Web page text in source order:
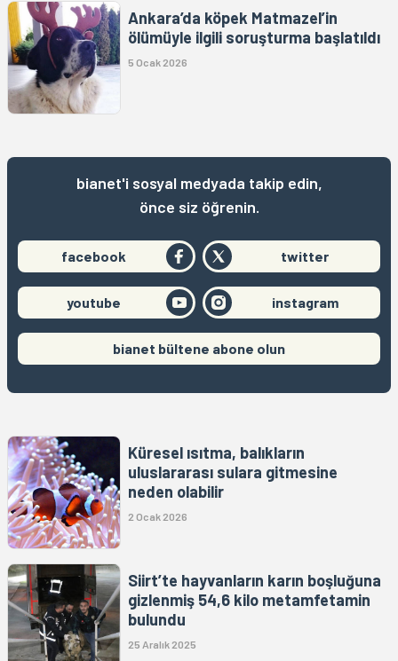
Ankara’da köpek Matmazel’in
ölümüyle ilgili soruşturma başlatıldı
5 Ocak 2026
bianet'i sosyal medyada takip edin,
önce siz öğrenin.
facebook twitter
youtube instagram
bianet bültene abone olun
Küresel ısıtma, balıkların
uluslararası sulara gitmesine
neden olabilir
2 Ocak 2026
Siirt’te hayvanların karın boşluğuna
gizlenmiş 54,6 kilo metamfetamin
bulundu
25 Aralık 2025